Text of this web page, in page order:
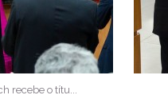
recebe o títu...